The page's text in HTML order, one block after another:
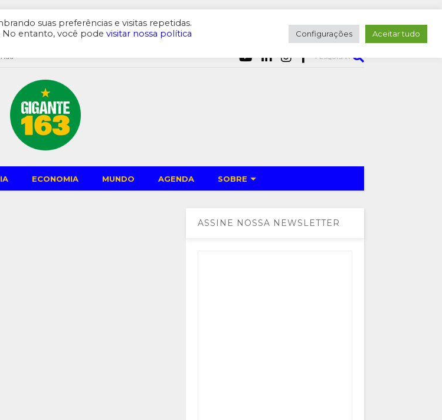
PESQUISAR
ECONOMIA MUNDO AGENDA SOBRE
ASSINE NOSSA NEWSLETTER
suas preferências e visitas repetidas.
No entanto, você pode visitar nossa política
Configurações Aceitar tudo